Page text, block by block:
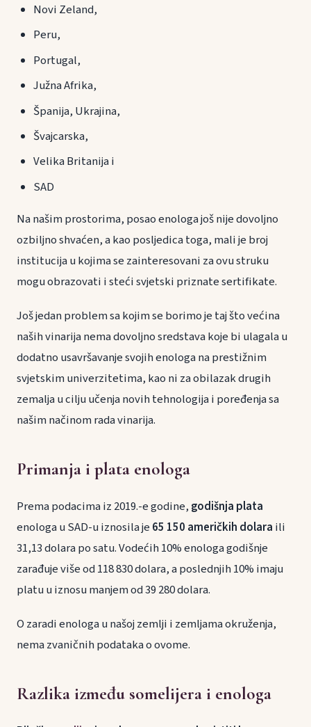
Novi Zeland,
Peru,
Portugal,
Južna Afrika,
Španija, Ukrajina,
Švajcarska,
Velika Britanija i
SAD
Na našim prostorima, posao enologa još nije dovoljno
ozbiljno shvaćen, a kao posljedica toga, mali je broj
institucija u kojima se zainteresovani za ovu struku
mogu obrazovati i steći svjetski priznate sertifikate.
Još jedan problem sa kojim se borimo je taj što većina
naših vinarija nema dovoljno sredstava koje bi ulagala u
dodatno usavršavanje svojih enologa na prestižnim
svjetskim univerzitetima, kao ni za obilazak drugih
zemalja u cilju učenja novih tehnologija i poređenja sa
našim načinom rada vinarija.
Primanja i plata enologa
Prema podacima iz 2019.-e godine, godišnja plata
enologa u SAD-u iznosila je 65 150 američkih dolara ili
31,13 dolara po satu. Vodećih 10% enologa godišnje
zarađuje više od 118 830 dolara, a poslednjih 10% imaju
platu u iznosu manjem od 39 280 dolara.
O zaradi enologa u našoj zemlji i zemljama okruženja,
nema zvaničnih podataka o ovome.
Razlika između somelijera i enologa